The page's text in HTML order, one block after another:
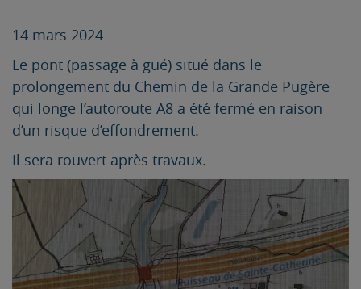
14 mars 2024
Le pont (passage à gué) situé dans le
prolongement du Chemin de la Grande Pugère
qui longe l’autoroute A8 a été fermé en raison
d’un risque d’effondrement.
Il sera rouvert après travaux.